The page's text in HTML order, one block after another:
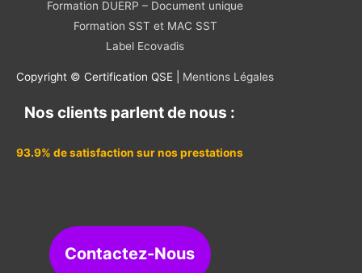
Formation DUERP – Document unique
Formation SST et MAC SST
Label Ecovadis
Copyright © Certification QSE | Mentions Légales
Nos clients parlent de nous :
93.9% de satisfaction sur nos prestations
Contactez-Nous